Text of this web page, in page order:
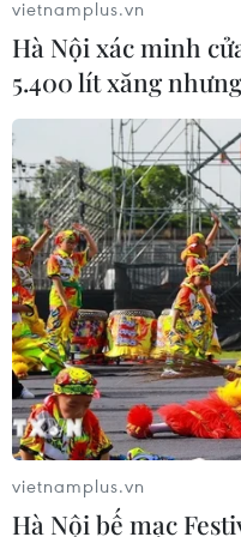
Mỹ có đang
chiến lược mới nhằm
07/08/2026 10:08
Mỹ can thiệp
Israel mở rộng đòn
Hezbollah
07/08/2026 02:31
Syria: Nổ xe buýt gần
Damascus khiến 2
người bị thương
vietnamplus.vn
Hà Nội xác minh
5.400 lít xăng
vietnamplus.vn
Hà Nội bế mạc